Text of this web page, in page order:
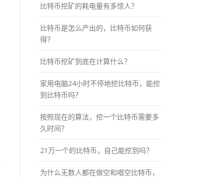
比特币挖矿的耗电量有多惊人？
比特币是怎么产出的，比特币如何获
得？
比特币挖矿到底在计算什么？
家用电脑24小时不停地挖比特币，能挖
到比特币吗？
按照现在的算法，挖一个比特币需要多
久时间？
21万一个的比特币，自己能挖到吗？
为什么无数人都在做空和唱空比特币，